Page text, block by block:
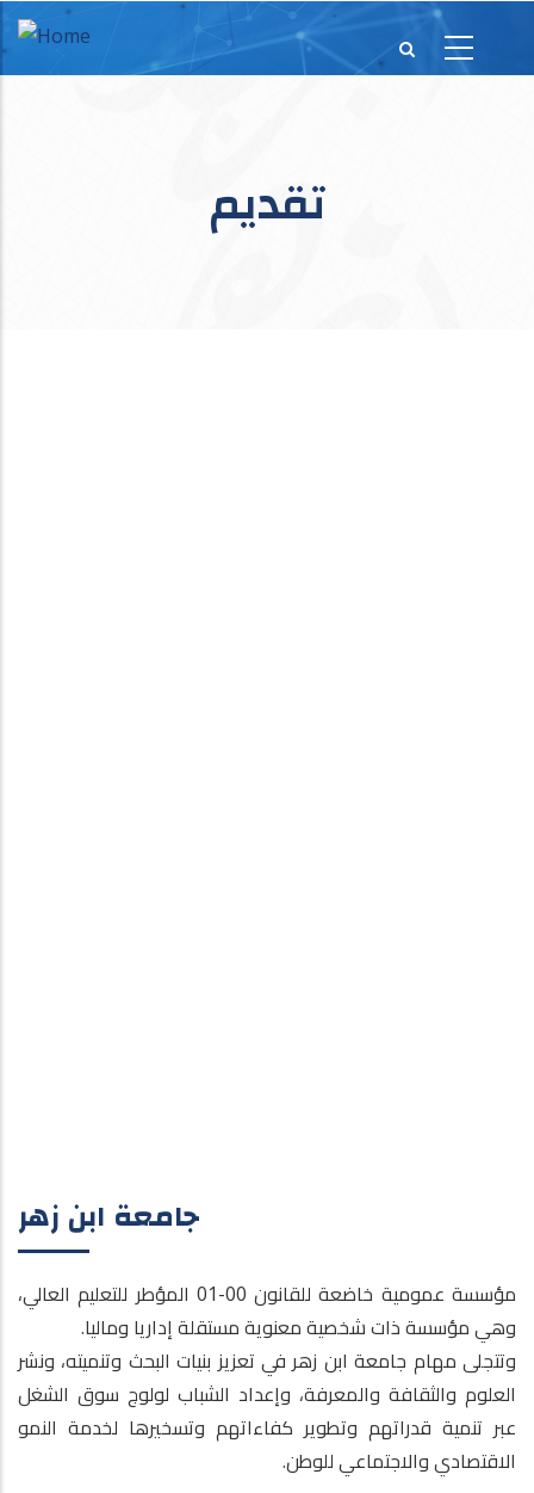
تقديم
جامعة ابن زهر
مؤسسة عمومية خاضعة للقانون 00-01 المؤطر للتعليم العالي،
وهي مؤسسة ذات شخصية معنوية مستقلة إداريا وماليا.
وتتجلى مهام جامعة ابن زهر في تعزيز بنيات البحث وتنميته، ونشر
العلوم والثقافة والمعرفة، وإعداد الشباب لولوج سوق الشغل
عبر تنمية قدراتهم وتطوير كفاءاتهم وتسخيرها لخدمة النمو
الاقتصادي والاجتماعي للوطن.